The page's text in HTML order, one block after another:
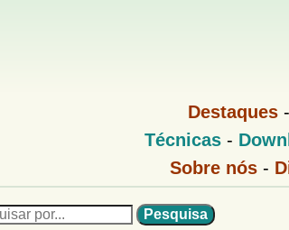
Destaques -
Técnicas-
Sobre nós-